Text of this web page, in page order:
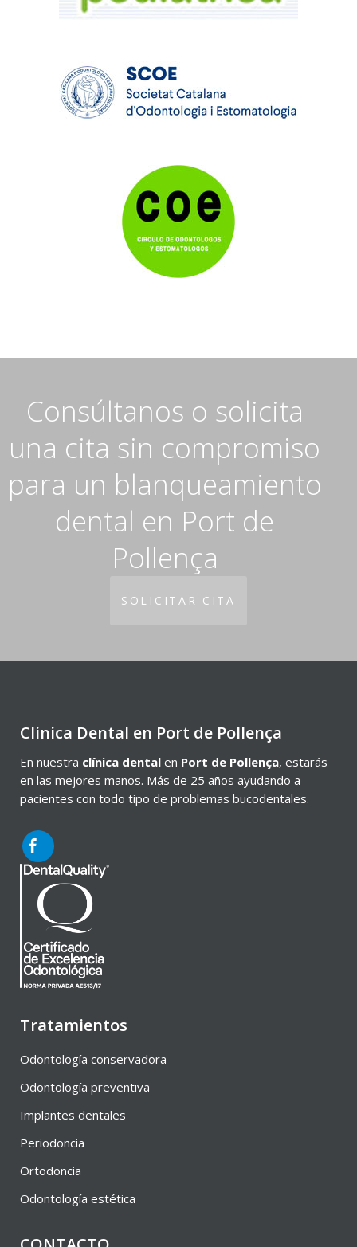
Consúltanos o solicita
una cita sin compromiso
para un blanqueamiento
dental en Port de
Pollença
SOLICITAR CITA
Clinica Dental en Port de Pollença
En nuestra clínica dental en Port de Pollença, estarás
en las mejores manos. Más de 25 años ayudando a
pacientes con todo tipo de problemas bucodentales.
Tratamientos
Odontología conservadora
Odontología preventiva
Implantes dentales
Periodoncia
Ortodoncia
Odontología estética